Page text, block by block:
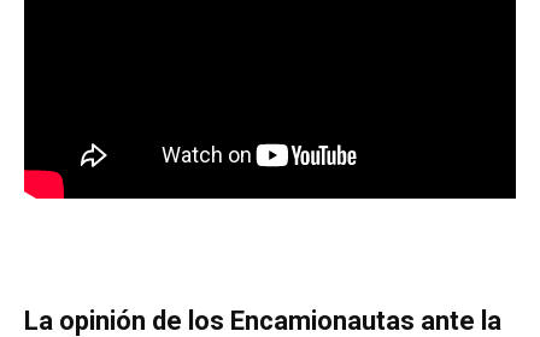
La opinión de los Encamionautas ante la